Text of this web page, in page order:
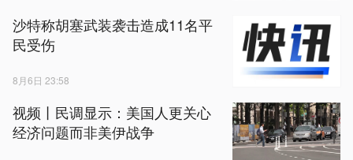
沙特称胡塞武装袭击造成11名平
民受伤
8月6日 23:58
视频丨民调显示：美国人更关心
经济问题而非美伊战争